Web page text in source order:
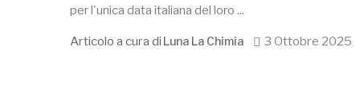
per l'unica data italiana del loro ...
Articolo a cura di Luna La Chimia 3 Ottobre 2025